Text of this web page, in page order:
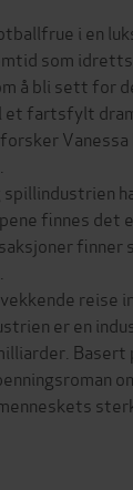
i en
som
å bli sett for
et fartsfylt
Vanessa
finnes det
finner
reise
er en
Basert